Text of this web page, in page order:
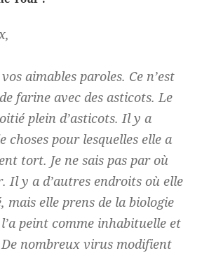
aimables paroles. Ce n’est
farine avec des asticots. Le
plein d’asticots. Il y a
choses pour lesquelles elle a
tort. Je ne sais pas par où
Il y a d’autres endroits où elle
mais elle prens de la biologie
peint comme inhabituelle et
nombreux virus modifient